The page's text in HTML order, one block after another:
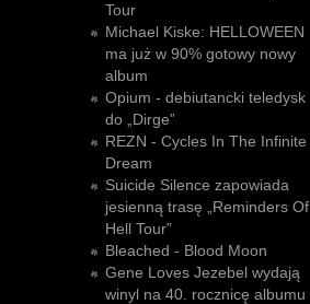
Tour
Michael Kiske: HELLOWEEN
ma już w 90% gotowy nowy
album
Opium - debiutancki teledysk
do „Dirge”
REZN - Cycles In The Infinite
Dream
Suicide Silence zapowiada
jesienną trasę „Reminders Of
Hell Tour”
Bleached - Blood Moon
Gene Loves Jezebel wydają
winyl na 40. rocznicę albumu